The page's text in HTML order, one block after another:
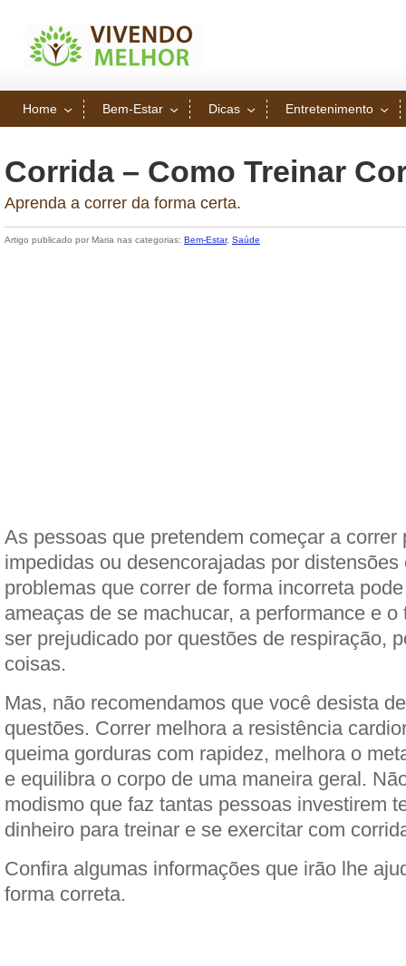
Home Bem-Estar Dicas Entretenimento
Corrida – Como Treinar
Aprenda a correr da forma certa.
Artigo publicado por Maria nas categorias: Bem-Estar, Saúde
As pessoas que pretendem começar a correr
impedidas ou desencorajadas por
problemas que correr de forma incorreta
ameaças de se machucar, a performance e o
ser prejudicado por questões de respiração,
coisas.
Mas, não recomendamos que você desista
questões. Correr melhora a resistência
queima gorduras com rapidez, melhora o
e equilibra o corpo de uma maneira geral.
modismo que faz tantas pessoas investirem
dinheiro para treinar e se exercitar com
Confira algumas informações que irão lhe
forma correta.